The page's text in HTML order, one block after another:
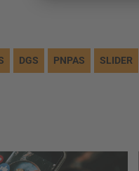
DGS PNPAS SLIDER